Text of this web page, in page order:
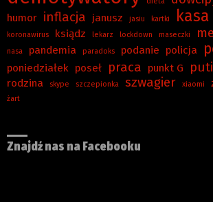
humor inflacja janusz jasiu kartki kasa
koronawirus ksiądz lekarz lockdown maseczki
nasa pandemia paradoks podanie policja
poniedziałek poseł praca punkt G
rodzina skype szczepionka szwagier xiaomi
żart
Znajdź nas na Facebooku